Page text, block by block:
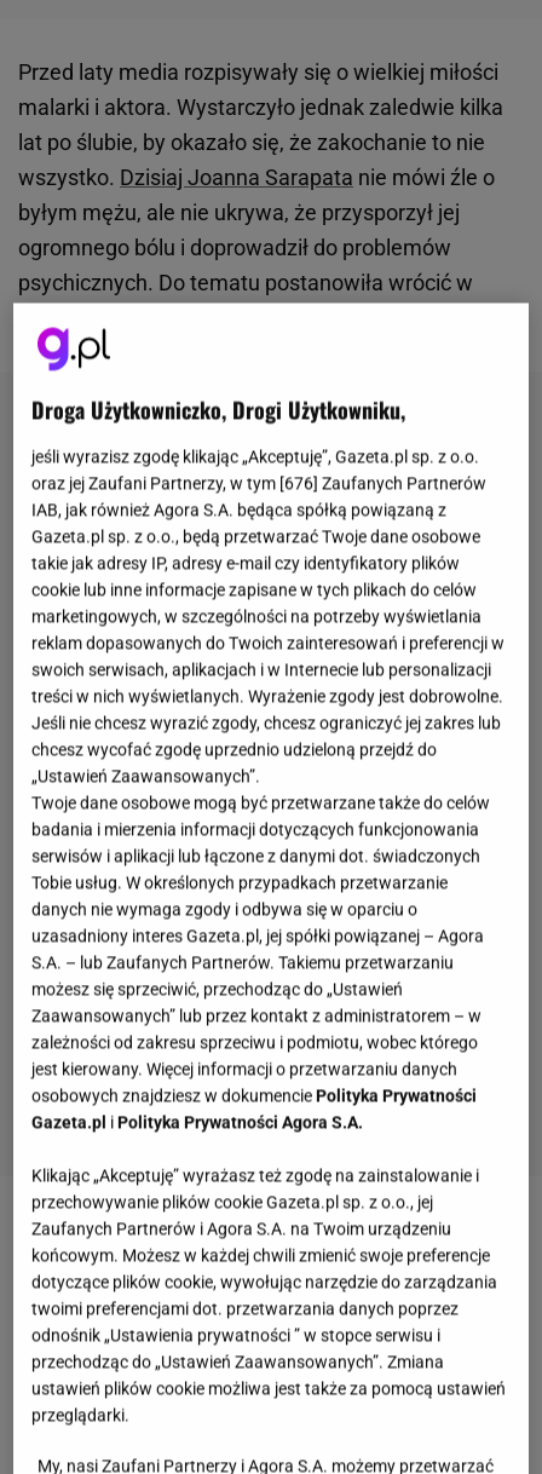
Przed laty media rozpisywały się o wielkiej miłości
malarki i aktora. Wystarczyło jednak zaledwie kilka
lat po ślubie, by okazało się, że zakochanie to nie
wszystko. Dzisiaj Joanna Sarapata nie mówi źle o
byłym mężu, ale nie ukrywa, że przysporzył jej
ogromnego bólu i doprowadził do problemów
psychicznych. Do tematu postanowiła wrócić w
Zobacz wideoBill zdradził Sandrę siedem razy.
Wciąż mu ufa?
Joanna Sarapata i Jarosław Jakimowicz byli kiedyś
nierozłączni. Niestety doszło do zdrady
Droga Użytkowniczko, Drogi Użytkowniku,
jeśli wyrazisz zgodę klikając „Akceptuję”, Gazeta.pl sp. z o.o.
oraz jej Zaufani Partnerzy, w tym [676] Zaufanych Partnerów
IAB, jak również Agora S.A. będąca spółką powiązaną z
Gazeta.pl sp. z o.o., będą przetwarzać Twoje dane osobowe
takie jak adresy IP, adresy e-mail czy identyfikatory plików
cookie lub inne informacje zapisane w tych plikach do celów
marketingowych, w szczególności na potrzeby wyświetlania
reklam dopasowanych do Twoich zainteresowań i preferencji w
swoich serwisach, aplikacjach i w Internecie lub personalizacji
treści w nich wyświetlanych. Wyrażenie zgody jest dobrowolne.
Jeśli nie chcesz wyrazić zgody, chcesz ograniczyć jej zakres lub
chcesz wycofać zgodę uprzednio udzieloną przejdź do
„Ustawień Zaawansowanych”.
Twoje dane osobowe mogą być przetwarzane także do celów
badania i mierzenia informacji dotyczących funkcjonowania
serwisów i aplikacji lub łączone z danymi dot. świadczonych
Tobie usług. W określonych przypadkach przetwarzanie
danych nie wymaga zgody i odbywa się w oparciu o
uzasadniony interes Gazeta.pl, jej spółki powiązanej – Agora
S.A. – lub Zaufanych Partnerów. Takiemu przetwarzaniu
możesz się sprzeciwić, przechodząc do „Ustawień
Zaawansowanych” lub przez kontakt z administratorem – w
zależności od zakresu sprzeciwu i podmiotu, wobec którego
jest kierowany. Więcej informacji o przetwarzaniu danych
osobowych znajdziesz w dokumenciePolityka Prywatności
Gazeta.pl iPolityka Prywatności Agora S.A.
Klikając „Akceptuję” wyrażasz też zgodę na zainstalowanie i
przechowywanie plików cookie Gazeta.pl sp. z o.o., jej
Zaufanych Partnerów i Agora S.A. na Twoim urządzeniu
końcowym. Możesz w każdej chwili zmienić swoje preferencje
dotyczące plików cookie, wywołując narzędzie do zarządzania
twoimi preferencjami dot. przetwarzania danych poprzez
odnośnik „Ustawienia prywatności ” w stopce serwisu i
przechodząc do „Ustawień Zaawansowanych”. Zmiana
ustawień plików cookie możliwa jest także za pomocą ustawień
przeglądarki.
My, nasi Zaufani Partnerzy i Agora S.A. możemy przetwarzać